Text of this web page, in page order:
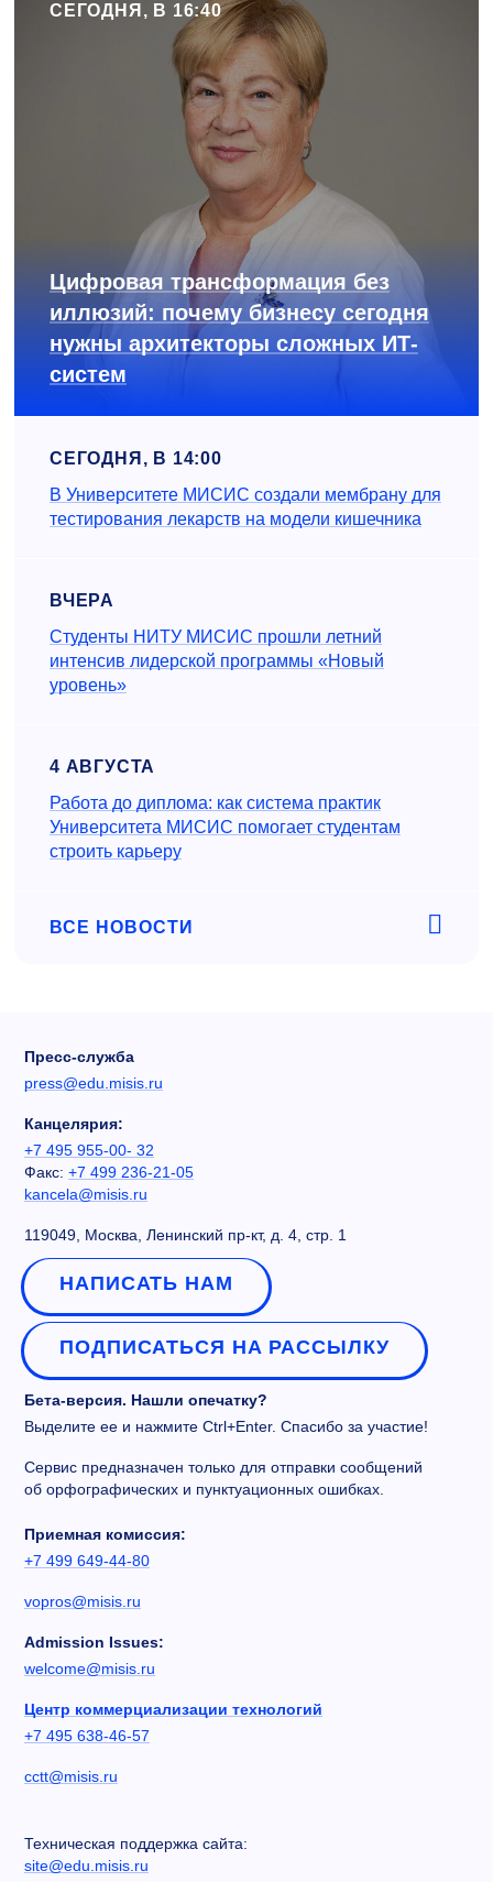
СЕГОДНЯ, В 16:40
Цифровая трансформация без
иллюзий: почему бизнесу сегодня
нужны архитекторы сложных ИТ-
систем
СЕГОДНЯ, В 14:00
В Университете МИСИС создали мембрану для
тестирования лекарств на модели кишечника
ВЧЕРА
Студенты НИТУ МИСИС прошли летний
интенсив лидерской программы «Новый
уровень»
4 АВГУСТА
Работа до диплома: как система практик
Университета МИСИС помогает студентам
строить карьеру
ВСЕ НОВОСТИ
Пресс-служба
press@edu.misis.ru
Канцелярия:
+7 495 955-00- 32
Факс: +7 499 236-21-05
kancela@misis.ru
119049, Москва, Ленинский пр-кт, д. 4, стр. 1
НАПИСАТЬ НАМ
ПОДПИСАТЬСЯ НА РАССЫЛКУ
Бета-версия. Нашли опечатку?
Выделите ее и нажмите Ctrl+Enter. Спасибо за участие!
Сервис предназначен только для отправки сообщений
об орфографических и пунктуационных ошибках.
Приемная комиссия:
+7 499 649-44-80
vopros@misis.ru
Admission Issues:
welcome@misis.ru
Центр коммерциализации технологий
+7 495 638-46-57
cctt@misis.ru
Техническая поддержка сайта:
site@edu.misis.ru